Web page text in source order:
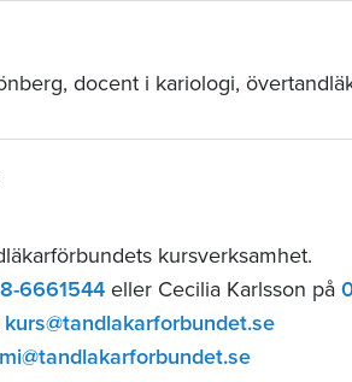
docent i kariologi,
kursverksamhet.
6661544 eller Cecilia Karlsson på
kurs@tandlakarforbundet.se